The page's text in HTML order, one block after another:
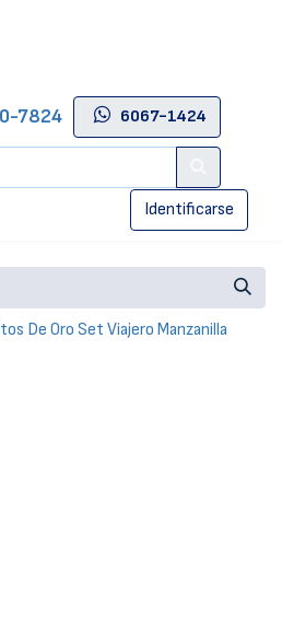
7824 6067-1424
Identificarse
De Oro Set Viajero Manzanilla